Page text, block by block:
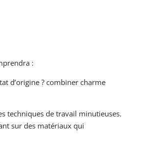
:
d’origine ? combiner charme
techniques de travail minutieuses.
sur des matériaux qui